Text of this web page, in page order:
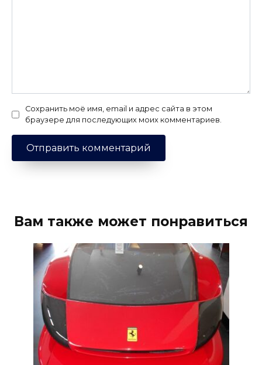
Сохранить моё имя, email и адрес сайта в этом
браузере для последующих моих комментариев.
Вам также может понравиться